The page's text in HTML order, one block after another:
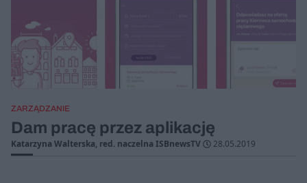
ZARZĄDZANIE
Dam pracę przez aplikację
Katarzyna Walterska, red. naczelna ISBnewsTV 28.05.2019